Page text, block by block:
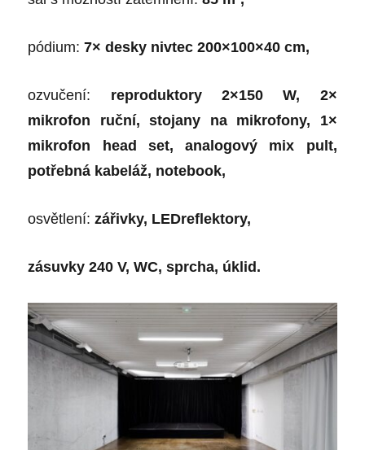
pódium:7× desky nivtec 200×100×40 cm,
ozvučení: reproduktory 2×150 W, 2×
mikrofon ruční, stojany na mikrofony, 1×
mikrofon head set, analogový mix pult,
potřebná kabeláž, notebook,
osvětlení:zářivky, LEDreflektory,
zásuvky 240 V, WC, sprcha, úklid.